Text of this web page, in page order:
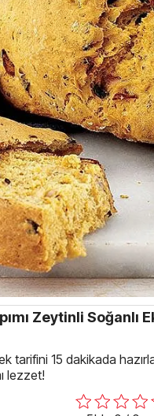
Zeytinli
tarifini 15 dakikada
lezzet!